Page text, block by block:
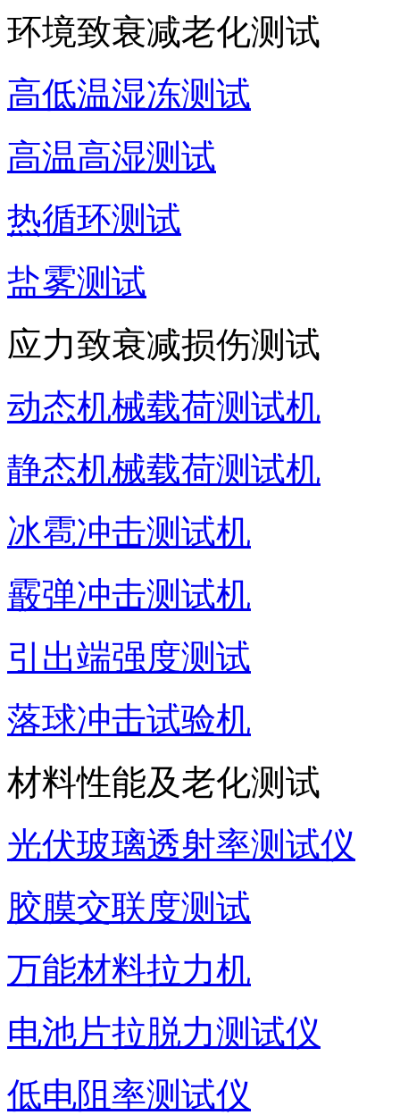
环境致衰减老化测试
高低温湿冻测试
高温高湿测试
热循环测试
盐雾测试
应力致衰减损伤测试
动态机械载荷测试机
静态机械载荷测试机
冰雹冲击测试机
霰弹冲击测试机
引出端强度测试
落球冲击试验机
材料性能及老化测试
光伏玻璃透射率测试仪
胶膜交联度测试
万能材料拉力机
电池片拉脱力测试仪
低电阻率测试仪